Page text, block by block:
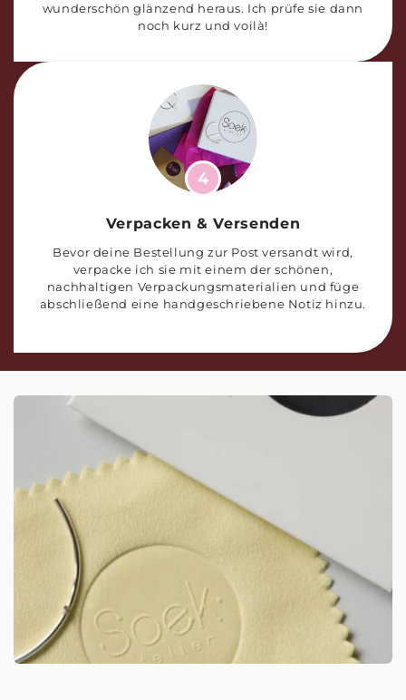
wunderschön glänzend heraus. Ich prüfe sie dann
noch kurz und voilà!
4
Verpacken & Versenden
Bevor deine Bestellung zur Post versandt wird,
verpacke ich sie mit einem der schönen,
nachhaltigen Verpackungsmaterialien und füge
abschließend eine handgeschriebene Notiz hinzu.